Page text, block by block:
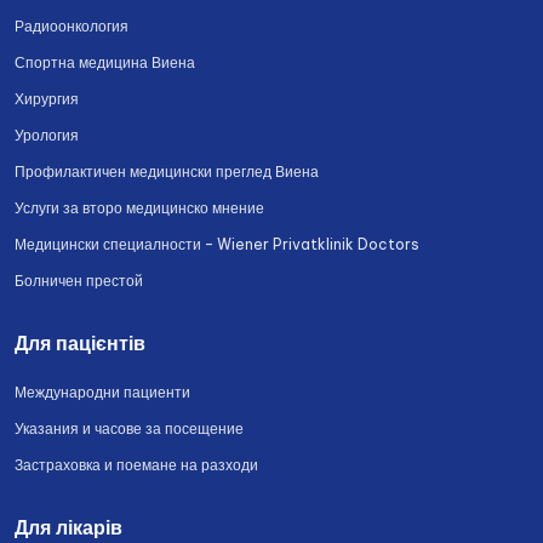
Радиоонкология
Спортна медицина Виена
Хирургия
Урология
Профилактичен медицински преглед Виена
Услуги за второ медицинско мнение
Медицински специалности – Wiener Privatklinik Doctors
Болничен престой
Для пацієнтів
Международни пациенти
Указания и часове за посещение
Застраховка и поемане на разходи
Для лікарів